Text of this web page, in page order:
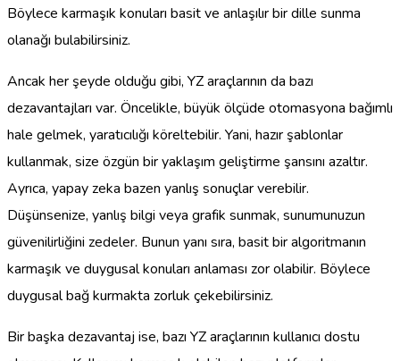
Böylece karmaşık konuları basit ve anlaşılır bir dille sunma
olanağı bulabilirsiniz.
Ancak her şeyde olduğu gibi, YZ araçlarının da bazı
dezavantajları var. Öncelikle, büyük ölçüde otomasyona bağımlı
hale gelmek, yaratıcılığı köreltebilir. Yani, hazır şablonlar
kullanmak, size özgün bir yaklaşım geliştirme şansını azaltır.
Ayrıca, yapay zeka bazen yanlış sonuçlar verebilir.
Düşünsenize, yanlış bilgi veya grafik sunmak, sunumunuzun
güvenilirliğini zedeler. Bunun yanı sıra, basit bir algoritmanın
karmaşık ve duygusal konuları anlaması zor olabilir. Böylece
duygusal bağ kurmakta zorluk çekebilirsiniz.
Bir başka dezavantaj ise, bazı YZ araçlarının kullanıcı dostu